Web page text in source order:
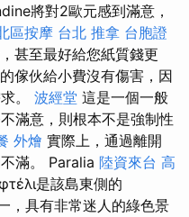
將對2歐元感到滿意，
區按摩 台北 推拿 台胞證
甚至最好給您紙質錢更
傢伙給小費沒有傷害，因
。 波經堂 這是一個一般
滿意，則根本不是強制性
外燴 實際上，通過離開
滿。 Paralia 陸資來台 高
是該島東側的
，具有非常迷人的綠色景